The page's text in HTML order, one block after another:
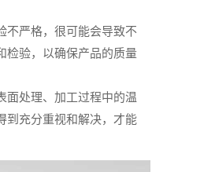
不严格，很可能会导致不
检验，以确保产品的质量
面处理、加工过程中的温
到充分重视和解决，才能